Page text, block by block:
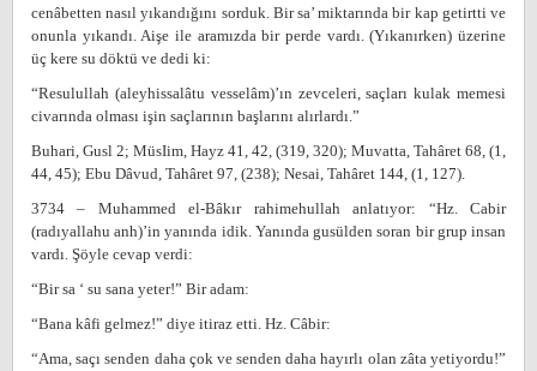
cenâbetten nasıl yıkandığını sorduk. Bir sa’ miktarında bir kap getirtti ve
onunla yıkandı. Aişe ile aramızda bir perde vardı. (Yıkanırken) üzerine
üç kere su döktü ve dedi ki:
“Resulullah (aleyhissalâtu vesselâm)’ın zevceleri, saçları kulak memesi
civarında olması işin saçlarının başlarını alırlardı.”
Buhari, Gusl 2; MüsIim, Hayz 41, 42, (319, 320); Muvatta, Tahâret 68, (1,
44, 45); Ebu Dâvud, Tahâret 97, (238); Nesai, Tahâret 144, (1, 127).
3734 – Muhammed el-Bâkır rahimehullah anlatıyor: “Hz. Cabir
(radıyallahu anh)’in yanında idik. Yanında gusülden soran bir grup insan
vardı. Şöyle cevap verdi:
“Bir sa ‘ su sana yeter!” Bir adam:
“Bana kâfi gelmez!” diye itiraz etti. Hz. Câbir:
“Ama, saçı senden daha çok ve senden daha hayırlı olan zâta yetiyordu!”